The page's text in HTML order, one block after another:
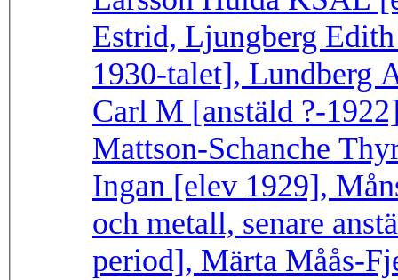
Estrid, Ljungberg
1930-talet], Lundberg
Carl M [anstäld ?-
Mattson-Schanche
Ingan [elev 1929],
och metall, senare
period], Märta Måås-